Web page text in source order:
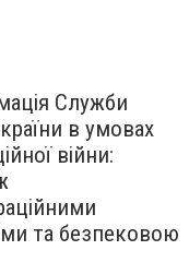
Служби
в умовах
війни:
та безпековою